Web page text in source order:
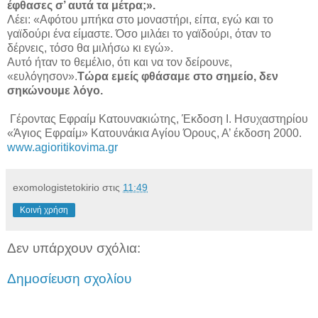
έφθασες σ’ αυτά τα μέτρα;».
Λέει: «Αφότου μπήκα στο μοναστήρι, είπα, εγώ και το
γαϊδούρι ένα είμαστε. Όσο μιλάει το γαϊδούρι, όταν το
δέρνεις, τόσο θα μιλήσω κι εγώ».
Αυτό ήταν το θεμέλιο, ότι και να τον δείρουνε,
«ευλόγησον».Τώρα εμείς φθάσαμε στο σημείο, δεν
σηκώνουμε λόγο.
Γέροντας Εφραίμ Κατουνακιώτης, Έκδοση Ι. Ησυχαστηρίου
«Άγιος Εφραίμ» Κατουνάκια Αγίου Όρους, Α’ έκδοση 2000.
www.agioritikovima.gr
exomologistetokirio στις 11:49
Κοινή χρήση
Δεν υπάρχουν σχόλια:
Δημοσίευση σχολίου